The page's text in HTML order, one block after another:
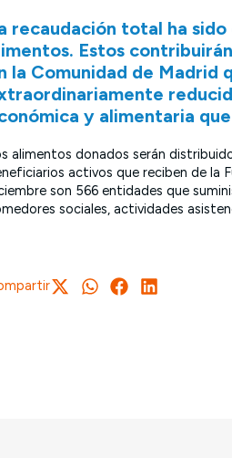
recaudación total ha
Estos
la Comunidad de Madrid
y alimentaria
alimentos donados serán
activos que reciben de la
son 566 entidades que
sociales, actividades